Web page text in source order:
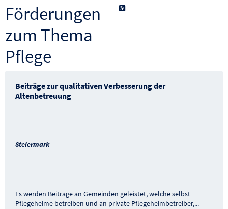
Förderungen
zum Thema
Pflege
als RSS-Feed abonnieren
Beiträge zur qualitativen Verbesserung der
Altenbetreuung
Steiermark
Es werden Beiträge an Gemeinden geleistet, welche selbst
Pflegeheime betreiben und an private Pflegeheimbetreiber,...